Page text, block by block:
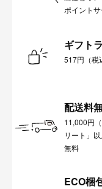
ポイント
ギフト
517円（税
配送料
11,000円
リート」
無料
ECO梱